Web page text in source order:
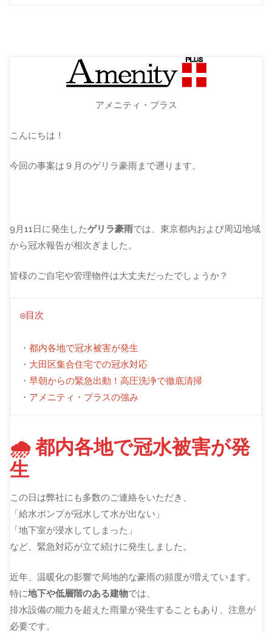
アメニティ・プラス
こんにちは！
今回の事案は９月のゲリラ豪雨まで遡ります。
9月11日に発生したゲリラ豪雨では、東京都内および周辺地域
から冠水報告が相次ぎました。
皆様のご自宅や管理物件は大丈夫だったでしょうか？
◎目次
・ 都内各地で冠水被害が発生
・ 大田区集合住宅での冠水対応
・ 早朝からの緊急出動！高圧洗浄で徹底清掃
・ アメニティ・プラスの強み
🌧 都内各地で冠水被害が発
生
この日は弊社にも多数のご連絡をいただき、
「給水ポンプが冠水して水が出ない」
「地下室が浸水してしまった」
など、緊急対応が立て続けに発生しました。
近年、温暖化の影響で局地的な豪雨の頻度が増えています。
特に地下や低層階のある建物では、
排水設備の能力を超えた雨量が発生することもあり、注意が
必要です。